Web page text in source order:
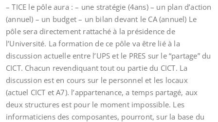
– TICE le pôle aura : – une stratégie (4ans) – un plan d’action
(annuel) – un budget – un bilan devant le CA (annuel) Le
pôle sera directement rattaché à la présidence de
l’Université. La formation de ce pôle va être lié à la
discussion actuelle entre l’UPS et le PRES sur le “partage” du
CICT. Chacun revendiquant tout ou partie du CICT. La
discussion est en cours sur le personnel et les locaux
(actuel CICT et A7). l’appartenance, a temps partagé, aux
deux structures est pour le moment impossible. Les
informaticiens des composantes, pourront, sur la base du